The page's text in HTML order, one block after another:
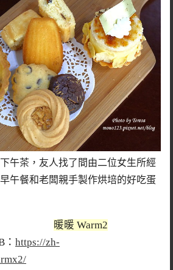
午茶，友人找了間由二位女生所經
午餐和老闆親手製作烘培的好吃蛋
暖暖 Warm2
https://zh-